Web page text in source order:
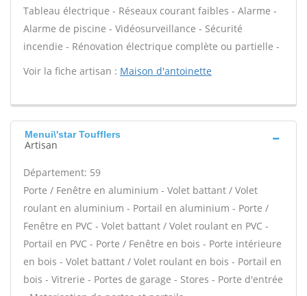
Tableau électrique - Réseaux courant faibles - Alarme -
Alarme de piscine - Vidéosurveillance - Sécurité
incendie - Rénovation électrique complète ou partielle -
Voir la fiche artisan : Maison d'antoinette
Menui\'star Toufflers
Artisan
Département: 59
Porte / Fenêtre en aluminium - Volet battant / Volet
roulant en aluminium - Portail en aluminium - Porte /
Fenêtre en PVC - Volet battant / Volet roulant en PVC -
Portail en PVC - Porte / Fenêtre en bois - Porte intérieure
en bois - Volet battant / Volet roulant en bois - Portail en
bois - Vitrerie - Portes de garage - Stores - Porte d'entrée